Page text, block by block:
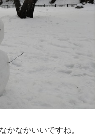
かなかいいですね。